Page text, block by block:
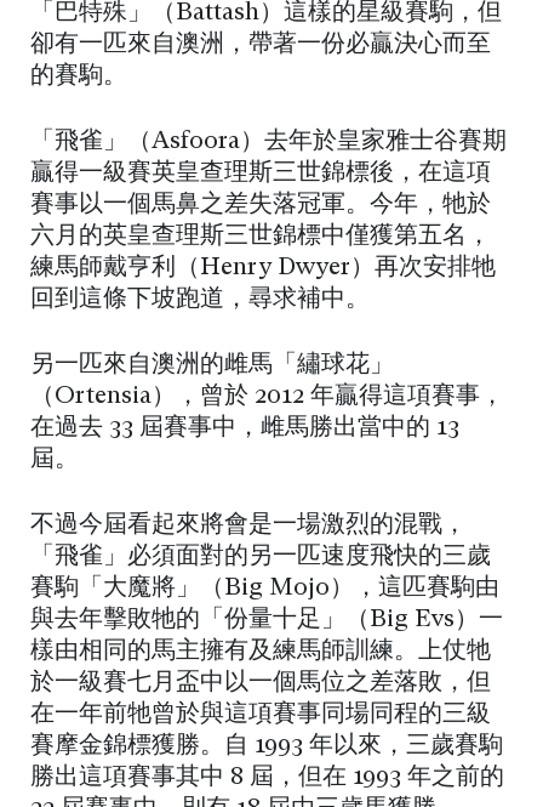
「巴特殊」（Battash）這樣的星級賽駒，但
卻有一匹來自澳洲，帶著一份必贏決心而至
的賽駒。
「飛雀」（Asfoora）去年於皇家雅士谷賽期
贏得一級賽英皇查理斯三世錦標後，在這項
賽事以一個馬鼻之差失落冠軍。今年，牠於
六月的英皇查理斯三世錦標中僅獲第五名，
練馬師戴亨利（Henry Dwyer）再次安排牠
回到這條下坡跑道，尋求補中。
另一匹來自澳洲的雌馬「繡球花」
（Ortensia），曾於 2012 年贏得這項賽事，
在過去 33 屆賽事中，雌馬勝出當中的 13
屆。
不過今屆看起來將會是一場激烈的混戰，
「飛雀」必須面對的另一匹速度飛快的三歲
賽駒「大魔將」（Big Mojo），這匹賽駒由
與去年擊敗牠的「份量十足」（Big Evs）一
樣由相同的馬主擁有及練馬師訓練。上仗牠
於一級賽七月盃中以一個馬位之差落敗，但
在一年前牠曾於與這項賽事同場同程的三級
賽摩金錦標獲勝。自 1993 年以來，三歲賽駒
勝出這項賽事其中 8 屆，但在 1993 年之前的